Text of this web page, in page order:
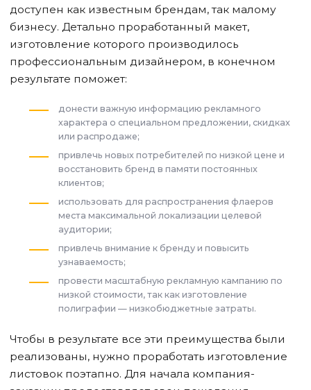
доступен как известным брендам, так малому
бизнесу. Детально проработанный макет,
изготовление которого производилось
профессиональным дизайнером, в конечном
результате поможет:
донести важную информацию рекламного
характера о специальном предложении, скидках
или распродаже;
привлечь новых потребителей по низкой цене и
восстановить бренд в памяти постоянных
клиентов;
использовать для распространения флаеров
места максимальной локализации целевой
аудитории;
привлечь внимание к бренду и повысить
узнаваемость;
провести масштабную рекламную кампанию по
низкой стоимости, так как изготовление
полиграфии — низкобюджетные затраты.
Чтобы в результате все эти преимущества были
реализованы, нужно проработать изготовление
листовок поэтапно. Для начала компания-